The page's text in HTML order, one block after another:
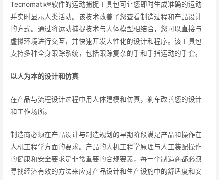
Tecnomatix®软件的运动捕捉工具包可让您即时生成准确的运动
并实时显示人类活动。该技术改善了您查看制造过程和产品设计
的方式。通过将运动捕捉技术与人体模型相结合，您可以直接与
虚拟环境进行交互，并快速开发人性化的设计和程序。该工具包
支持多种全身跟踪系统，包括跟踪复杂的手和手指运动的手套。
以人为本的设计和仿真
在产品与流程设计过程中用人体建模和仿真，刹车改善您的设计
和工作场所。
制造商必须在产品设计与制造规划的早期阶段满足产品和操作在
人机工程学方面的要求。产品的人机工程学原理与人工装配操作
的健康和安全要求是非常重要的合规要素，每一个制造商都必须
寻找经济有效的方法来应对产品设计和生产设施中的舒适度和安